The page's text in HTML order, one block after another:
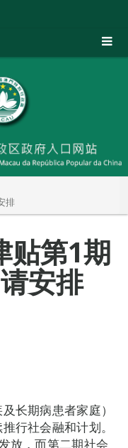
排
贴第1期
安排
长期病患者家庭）
行社会融和计划。
放，而第二期社会